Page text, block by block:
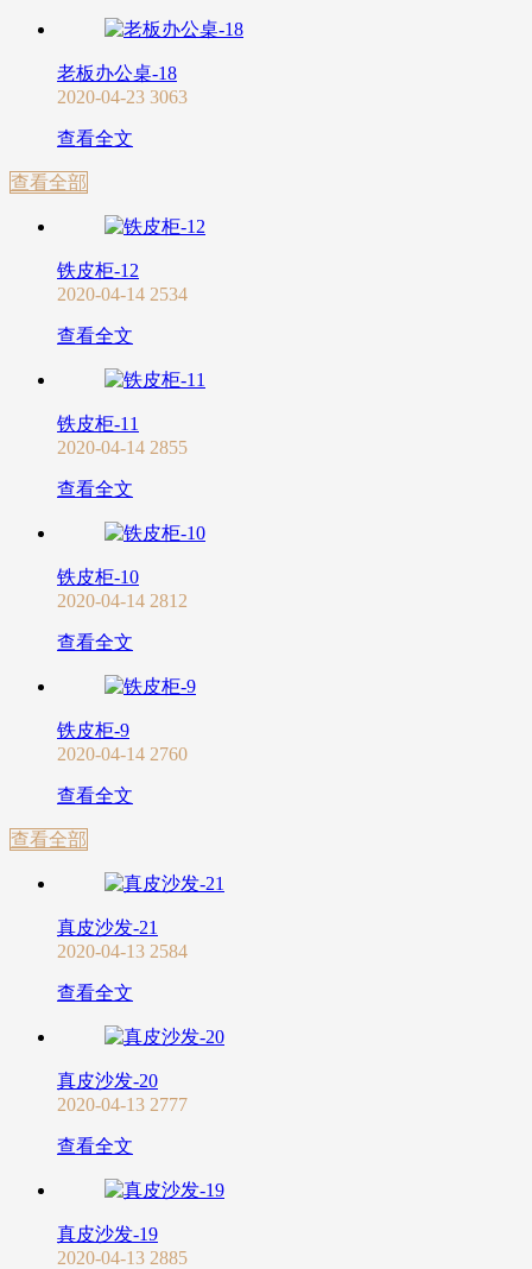
老板办公桌-18
2020-04-23 3063
查看全文
查看全部
铁皮柜-12
2020-04-14 2534
查看全文
铁皮柜-11
2020-04-14 2855
查看全文
铁皮柜-10
2020-04-14 2812
查看全文
铁皮柜-9
2020-04-14 2760
查看全文
查看全部
真皮沙发-21
2020-04-13 2584
查看全文
真皮沙发-20
2020-04-13 2777
查看全文
真皮沙发-19
2020-04-13 2885